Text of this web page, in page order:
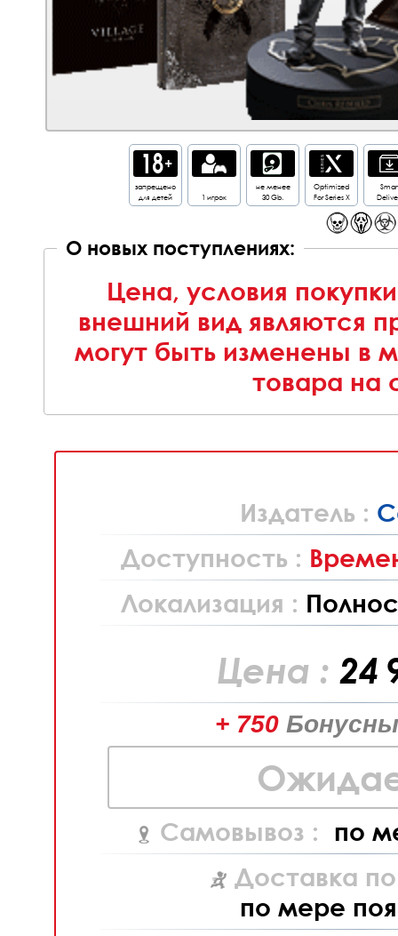
запрещено
для детей
1 игрок
не менее
30 Gb.
Optimized
For Series X
О новых поступлениях:
Цена, условия
внешний вид являются
могут быть изменены в
товара на
Издатель :
Доступность :
Локализация :
Цена : 24
+ 750
Самовывоз : по
Доставка
по мере